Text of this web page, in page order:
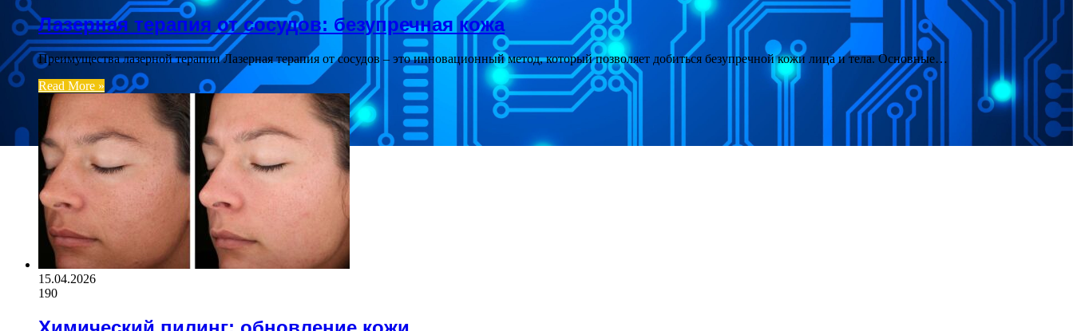
Лазерная терапия от сосудов: безупречная кожа
Преимущества лазерной терапии Лазерная терапия от сосудов – это инновационный метод, который позволяет добиться безупречной кожи лица и тела. Основные…
Read More »
15.04.2026
190